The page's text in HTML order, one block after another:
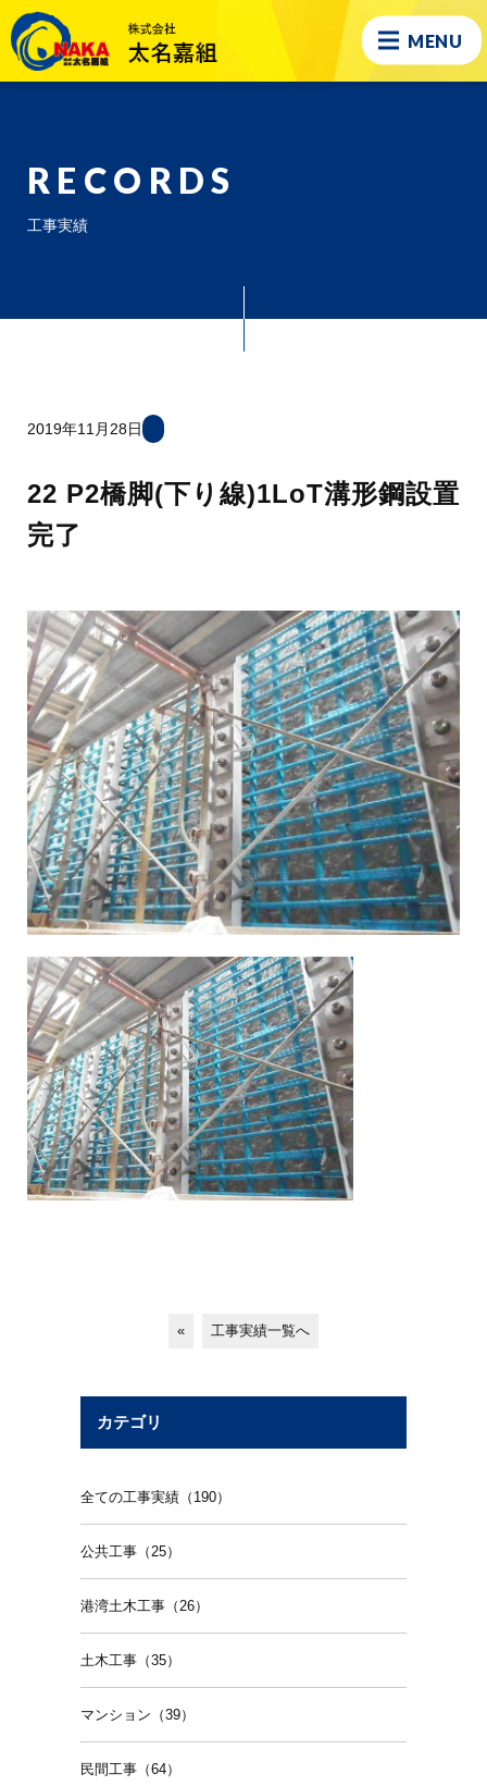
MENU
RECORDS
工事実績
2019年11月28日
22 P2橋脚(下り線)1LoT溝形鋼設置
完了
« 工事実績一覧へ
カテゴリ
全ての工事実績（190）
公共工事（25）
港湾土木工事（26）
土木工事（35）
マンション（39）
民間工事（64）